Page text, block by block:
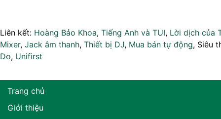
Liên kết: Hoàng Bảo Khoa, Tiếng Anh và TUI, Lời dịch của
Mixer, Jack âm thanh, Thiết bị DJ, Mua bán tự động, Siêu
Do, Unifirst
Trang chủ
Giới thiệu